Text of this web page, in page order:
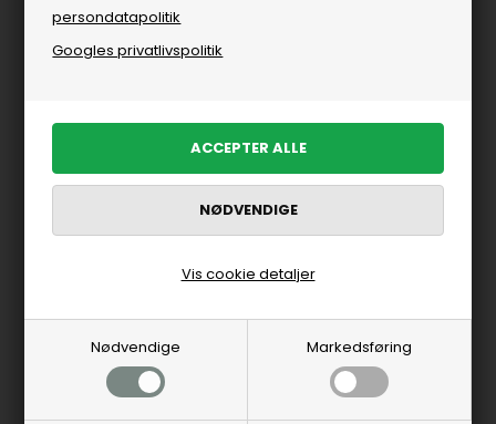
persondatapolitik
Googles privatlivspolitik
Nødvendige Markedsføring
Vis cookie detaljer